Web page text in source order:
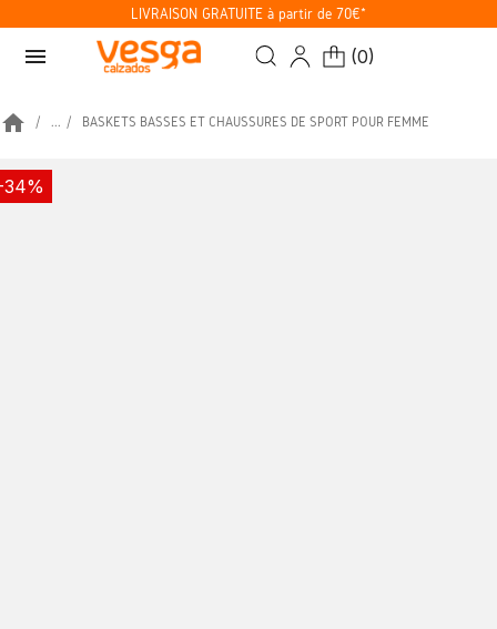
LIVRAISON GRATUITE à partir de 70€*
menu (0)
home ... BASKETS BASSES ET CHAUSSURES DE SPORT POUR FEMME